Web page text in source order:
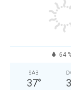
64
SAB
37°